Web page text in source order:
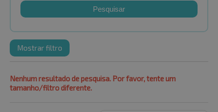
Pesquisar
Mostrar filtro
Nenhum resultado de pesquisa. Por favor, tente um
tamanho/filtro diferente.